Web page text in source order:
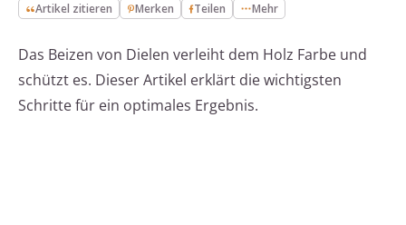
Artikel zitieren Merken Teilen Mehr
Das Beizen von Dielen verleiht dem Holz Farbe und
schützt es. Dieser Artikel erklärt die wichtigsten
Schritte für ein optimales Ergebnis.